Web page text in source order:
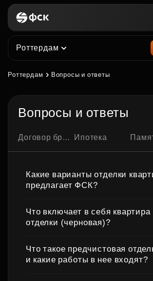
Роттердам
Роттердам Вопросы и ответы
Вопросы и ответы
Договор бронирования квартиры Ипотека Памятка по
Какие варианты отделки
предлагает ФСК?
Что включает в себя квартира
отделки (черновая)?
Что такое предчистовая
и какие работы в нее входят?